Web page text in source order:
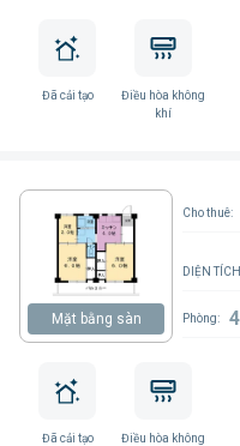
Đã cải tạo
Điều hòa không
khí
Mặt bằng sàn
Cho thuê:
DIỆN
Phòng:
Đã cải tạo
Điều hòa không